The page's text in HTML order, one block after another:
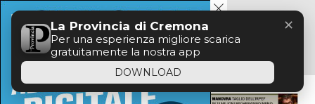
La Provincia di Cremona
Per una esperienza migliore scarica
gratuitamente la nostra app
DOWNLOAD
✕
Menu